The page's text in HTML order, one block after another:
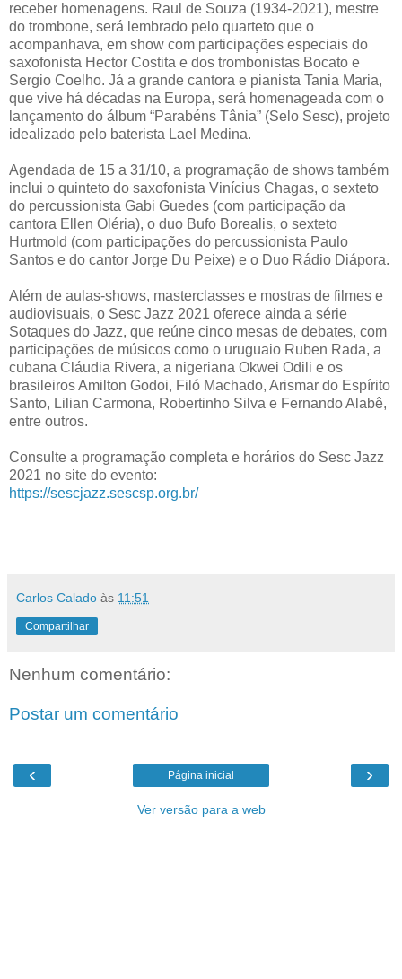
receber homenagens. Raul de Souza (1934-2021), mestre
do trombone, será lembrado pelo quarteto que o
acompanhava, em show com participações especiais do
saxofonista Hector Costita e dos trombonistas Bocato e
Sergio Coelho. Já a grande cantora e pianista Tania Maria,
que vive há décadas na Europa, será homenageada com o
lançamento do álbum “Parabéns Tânia” (Selo Sesc), projeto
idealizado pelo baterista Lael Medina.
Agendada de 15 a 31/10, a programação de shows também
inclui o quinteto do saxofonista Vinícius Chagas, o sexteto
do percussionista Gabi Guedes (com participação da
cantora Ellen Oléria), o duo Bufo Borealis, o sexteto
Hurtmold (com participações do percussionista Paulo
Santos e do cantor Jorge Du Peixe) e o Duo Rádio Diápora.
Além de aulas-shows, masterclasses e mostras de filmes e
audiovisuais, o Sesc Jazz 2021 oferece ainda a série
Sotaques do Jazz, que reúne cinco mesas de debates, com
participações de músicos como o uruguaio Ruben Rada, a
cubana Cláudia Rivera, a nigeriana Okwei Odili e os
brasileiros Amilton Godoi, Filó Machado, Arismar do Espírito
Santo, Lilian Carmona, Robertinho Silva e Fernando Alabê,
entre outros.
Consulte a programação completa e horários do Sesc Jazz
2021 no site do evento:
https://sescjazz.sescsp.org.br/
Carlos Calado às 11:51
Compartilhar
Nenhum comentário:
Postar um comentário
‹ ›
Página inicial
Ver versão para a web